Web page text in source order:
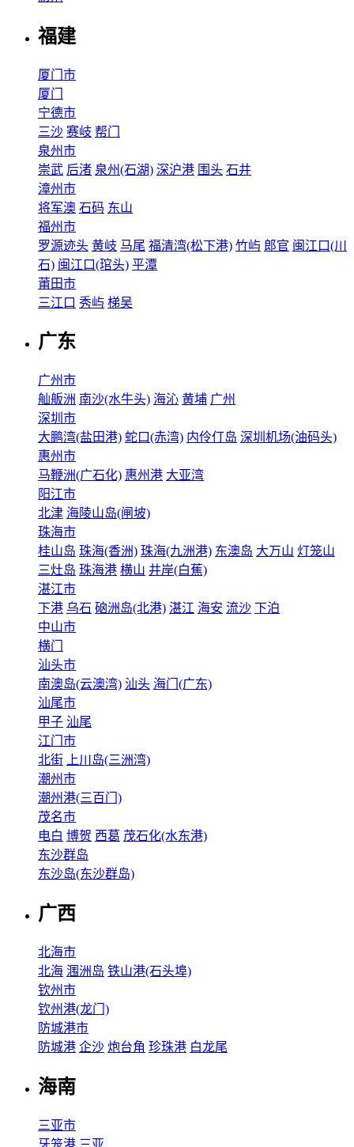
福建
厦门市
厦门
宁德市
三沙 赛岐 帮门
泉州市
崇武 后渚 泉州(石湖) 深沪港 围头 石井
漳州市
将军澳 石码 东山
福州市
罗源迹头 黄岐 马尾 福清湾(松下港) 竹屿 郎官 闽江口(川
石) 闽江口(琯头) 平潭
莆田市
三江口 秀屿 梯吴
广东
广州市
舢舨洲 南沙(水牛头) 海沁 黄埔 广州
深圳市
大鹏湾(盐田港) 蛇口(赤湾) 内伶仃岛 深圳机场(油码头)
惠州市
马鞭洲(广石化) 惠州港 大亚湾
阳江市
北津 海陵山岛(闸坡)
珠海市
桂山岛 珠海(香洲) 珠海(九洲港) 东澳岛 大万山 灯笼山
三灶岛 珠海港 横山 井岸(白蕉)
湛江市
下港 乌石 硇洲岛(北港) 湛江 海安 流沙 下泊
中山市
横门
汕头市
南澳岛(云澳湾) 汕头 海门(广东)
汕尾市
甲子 汕尾
江门市
北街
上川岛(三洲湾)
潮州市
潮州港(三百门)
茂名市
电白 博贺 西葛 茂石化(水东港)
东沙群岛
东沙岛(东沙群岛)
广西
北海市
北海 涠洲岛 铁山港(石头埠)
钦州市
钦州港(龙门)
防城港市
防城港 企沙 炮台角 珍珠港 白龙尾
海南
三亚市
牙笼港 三亚